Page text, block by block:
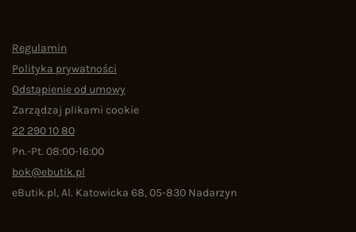
Regulamin
Polityka prywatności
Odstąpienie od umowy
Zarządzaj plikami cookie
22 290 10 80
Pn.-Pt. 08:00-16:00
bok@ebutik.pl
eButik.pl,Al. Katowicka 68,05-830 Nadarzyn